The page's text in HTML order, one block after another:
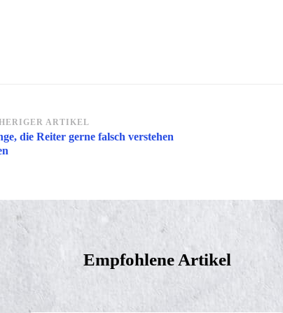
ARTIKEL
die Reiter gerne falsch verstehen
Empfohlene Artikel